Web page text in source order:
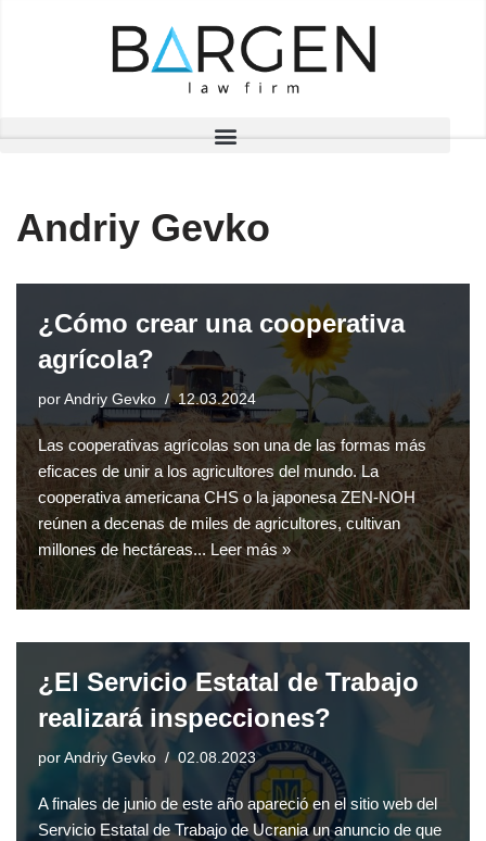
Andriy Gevko
¿Cómo crear una cooperativa
agrícola?
por Andriy Gevko 12.03.2024
Las cooperativas agrícolas son una de las formas más
eficaces de unir a los agricultores del mundo. La
cooperativa americana CHS o la japonesa ZEN-NOH
reúnen a decenas de miles de agricultores, cultivan
millones de hectáreas...Leer más »
¿El Servicio Estatal de Trabajo
realizará inspecciones?
por Andriy Gevko 02.08.2023
A finales de junio de este año apareció en el sitio web del
Servicio Estatal de Trabajo de Ucrania un anuncio de que